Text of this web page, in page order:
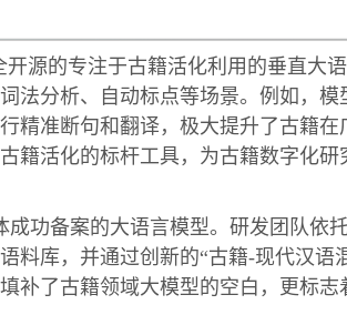
源的专注于古籍活化利用的垂直大
法分析、自动标点等场景。例如，模
精准断句和翻译，极大提升了古籍在
籍活化的标杆工具，为古籍数字化研
功备案的大语言模型。研发团队依
料库，并通过创新的“古籍-现代汉语
补了古籍领域大模型的空白，更标志